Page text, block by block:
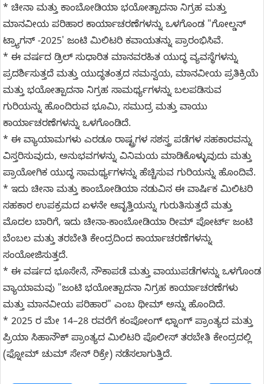
* ಚೀನಾ ಮತ್ತು ಕಾಂಬೋಡಿಯಾ ಭಯೋತ್ಪಾದನಾ ನಿಗ್ರಹ ಮತ್ತು
ಮಾನವೀಯ ಪರಿಹಾರ ಕಾರ್ಯಾಚರಣೆಗಳನ್ನು ಒಳಗೊಂಡ "ಗೋಲ್ಡನ್‌
ಟ್ರ್ಯಾಗನ್‌ -2025' ಜಂಟಿ ಮಿಲಿಟರಿ ಕವಾಯತನ್ನು ಪ್ರಾರಂಭಿಸಿವೆ.
* ಈ ವರ್ಷದ ಡ್ರಿಲ್ ಸುಧಾರಿತ ಮಾನವರಹಿತ ಯುದ್ಧ ವ್ಯವಸ್ಥೆಗಳನ್ನು
ಪ್ರದರ್ಶಿಸುತ್ತದೆ ಮತ್ತು ಯುದ್ಧತಂತ್ರದ ಸಮನ್ವಯ, ಮಾನವೀಯ ಪ್ರತಿಕ್ರಿಯೆ
ಮತ್ತು ಭಯೋತ್ಪಾದನಾ ನಿಗ್ರಹ ಸಾಮರ್ಥ್ಯಗಳನ್ನು ಬಲಪಡಿಸುವ
ಗುರಿಯನ್ನು ಹೊಂದಿರುವ ಭೂಮಿ, ಸಮುದ್ರ ಮತ್ತು ವಾಯು
ಕಾರ್ಯಾಚರಣೆಗಳನ್ನು ಒಳಗೊಂಡಿದೆ.
* ಈ ವ್ಯಾಯಾಮಗಳು ಎರಡೂ ರಾಷ್ಟ್ರಗಳ ಸಶಸ್ತ್ರ ಪಡೆಗಳ ಸಹಕಾರವನ್ನು
ವಿಸ್ತರಿಸುವುದು, ಅನುಭವಗಳನ್ನು ವಿನಿಮಯ ಮಾಡಿಕೊಳ್ಳುವುದು ಮತ್ತು
ಪ್ರಾಯೋಗಿಕ ಯುದ್ಧ ಸಾಮರ್ಥ್ಯಗಳನ್ನು ಹೆಚ್ಚಿಸುವ ಗುರಿಯನ್ನು ಹೊಂದಿವೆ.
* ಇದು ಚೀನಾ ಮತ್ತು ಕಾಂಬೋಡಿಯಾ ನಡುವಿನ ಈ ವಾರ್ಷಿಕ ಮಿಲಿಟರಿ
ಸಹಕಾರ ಉಪಕ್ರಮದ ಏಳನೇ ಆವೃತ್ತಿಯನ್ನು ಗುರುತಿಸುತ್ತದೆ ಮತ್ತು
ಮೊದಲ ಬಾರಿಗೆ, ಇದು ಚೀನಾ-ಕಾಂಬೋಡಿಯಾ ರೀಮ್ ಪೋರ್ಟ್ ಜಂಟಿ
ಬೆಂಬಲ ಮತ್ತು ತರಬೇತಿ ಕೇಂದ್ರದಿಂದ ಕಾರ್ಯಾಚರಣೆಗಳನ್ನು
ಸಂಯೋಜಿಸುತ್ತದೆ.
* ಈ ವರ್ಷದ ಭೂಸೇನೆ, ನೌಕಾಪಡೆ ಮತ್ತು ವಾಯುಪಡೆಗಳನ್ನು ಒಳಗೊಂಡ
ವ್ಯಾಯಾಮವು "ಜಂಟಿ ಭಯೋತ್ಪಾದನಾ ನಿಗ್ರಹ ಕಾರ್ಯಾಚರಣೆಗಳು
ಮತ್ತು ಮಾನವೀಯ ಪರಿಹಾರ" ಎಂಬ ಥೀಮ್ ಅನ್ನು ಹೊಂದಿದೆ.
* 2025 ರ ಮೇ 14–28 ರವರೆಗೆ ಕಂಪೋಂಗ್ ಛ್ನಾಂಗ್ ಪ್ರಾಂತ್ಯದ ಮತ್ತು
ಪ್ರಿಯಾ ಸಿಹಾನೌಕ್ ಪ್ರಾಂತ್ಯದ ಮಿಲಿಟರಿ ಪೊಲೀಸ್ ತರಬೇತಿ ಕೇಂದ್ರದಲ್ಲಿ
(ಫ್ನೋಮ್ ಚುಮ್ ಸೇನ್ ರಿಕ್ರೇ) ನಡೆಸಲಾಗುತ್ತಿದೆ.